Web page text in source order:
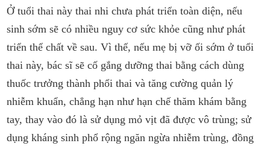
Ở tuổi thai này thai nhi chưa phát triển toàn diện, nếu
sinh sớm sẽ có nhiều nguy cơ sức khỏe cũng như phát
triển thể chất về sau. Vì thế, nếu mẹ bị vỡ ối sớm ở tuổi
thai này, bác sĩ sẽ cố gắng dưỡng thai bằng cách dùng
thuốc trưởng thành phổi thai và tăng cường quản lý
nhiễm khuẩn, chẳng hạn như hạn chế thăm khám bằng
tay, thay vào đó là sử dụng mỏ vịt đã được vô trùng; sử
dụng kháng sinh phổ rộng ngăn ngừa nhiễm trùng, đồng